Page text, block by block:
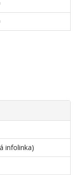
infolinka)